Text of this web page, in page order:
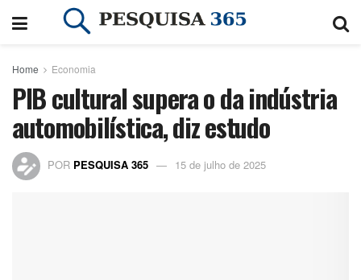
Home Economia
PIB cultural supera o da indústria
automobilística, diz estudo
POR PESQUISA 365 15 de julho de 2025